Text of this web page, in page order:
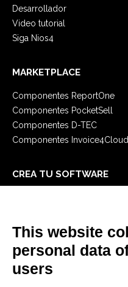
Desarrollador
Video tutorial
Siga Nios4
MARKETPLACE
Componentes ReportOne
Componentes PocketSell
Componentes D-TEC
Componentes Invoice4Cloud
CREA TU SOFTWARE
E-Book
LEGALES
This website
personal data
users